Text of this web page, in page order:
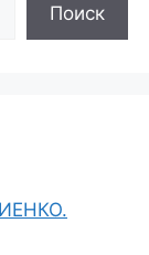
Поиск